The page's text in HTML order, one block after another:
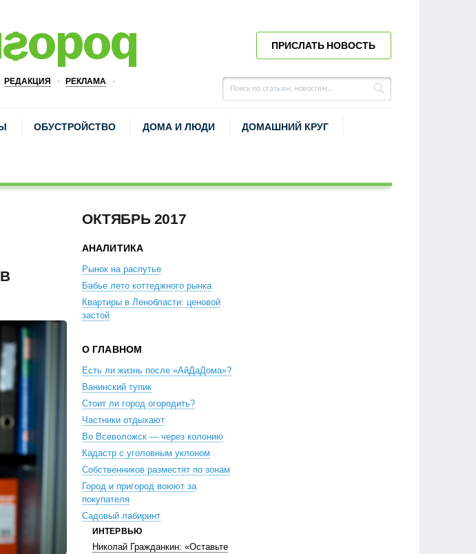
РЕДАКЦИЯ РЕКЛАМА
ПРИСЛАТЬ НОВОСТЬ
ОБУСТРОЙСТВО ДОМА И ЛЮДИ ДОМАШНИЙ КРУГ
ОКТЯБРЬ 2017
АНАЛИТИКА
Рынок на распутье
Бабье лето коттеджного рынка
Квартиры в Ленобласти: ценовой
застой
О ГЛАВНОМ
Есть ли жизнь после «АйДаДома»?
Ванинский тупик
Стоит ли город огородить?
Частники отдыхают
Во Всеволожск — через колонию
Кадастр с уголовным уклоном
Собственников разместят по зонам
Город и пригород воюют за
покупателя
Садовый лабиринт
ИНТЕРВЬЮ
Николай Гражданкин: «Оставьте